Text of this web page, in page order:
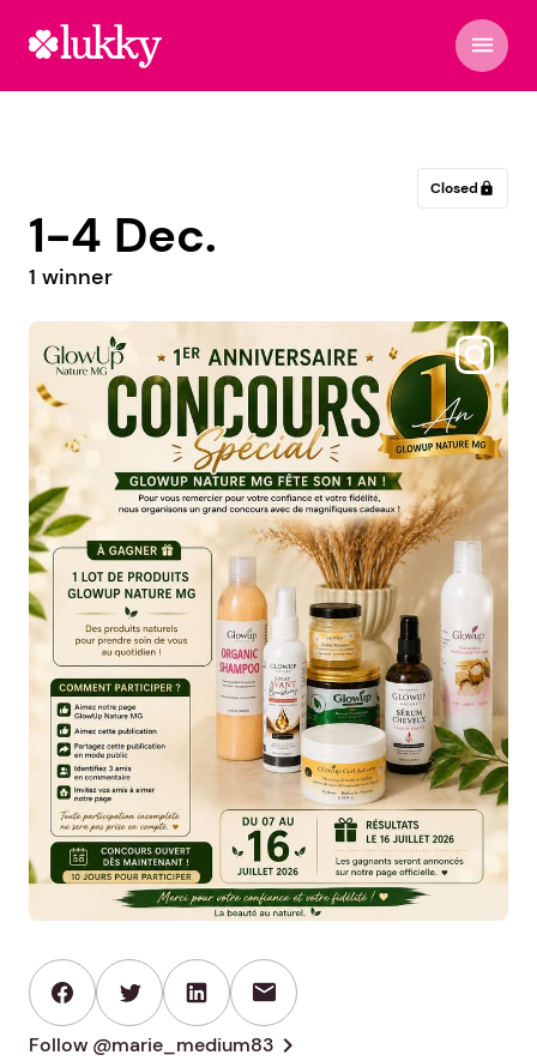
menu
Closed lock
1-4 Dec.
1 winner
@marie_medium83
mail
Follow @marie_medium83 chevron_right